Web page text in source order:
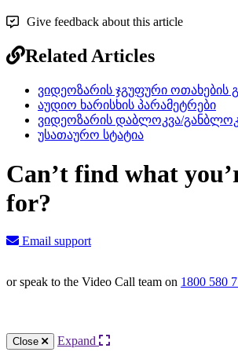
Give feedback about this article
Related Articles
ვიდეოზარის ჯგუფური ოთახების
აუდიო ხარისხის პარამეტრები
ვიდეოზარის დაბლოკვა/
უსათაურო სტატია
Can’t find what
for?
Email support
or speak to the Video Call team on 1800 580
Close
Expand